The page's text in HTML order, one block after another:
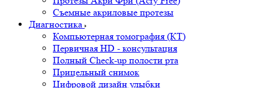
Съемные акриловые протезы
Диагностика
Компьютерная томография (КТ)
Первичная HD - консультация
Полный Check-up полости рта
Прицельный снимок
Цифровой дизайн улыбки